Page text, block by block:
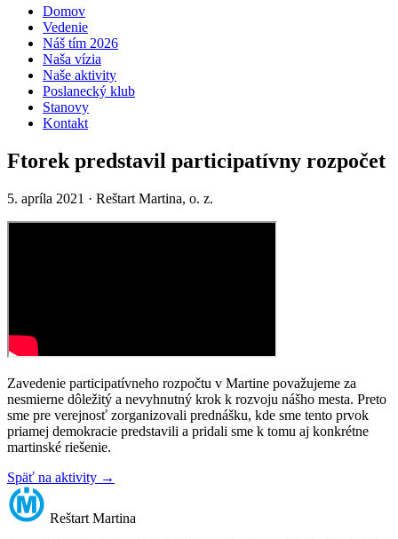
Domov
Vedenie
Náš tím 2026
Naša vízia
Naše aktivity
Poslanecký klub
Stanovy
Kontakt
Ftorek predstavil participatívny rozpočet
5. apríla 2021 · Reštart Martina, o. z.
Zavedenie participatívneho rozpočtu v Martine považujeme za
nesmierne dôležitý a nevyhnutný krok k rozvoju nášho mesta. Preto
sme pre verejnosť zorganizovali prednášku, kde sme tento prvok
priamej demokracie predstavili a pridali sme k tomu aj konkrétne
martinské riešenie.
Späť na aktivity →
Reštart Martina